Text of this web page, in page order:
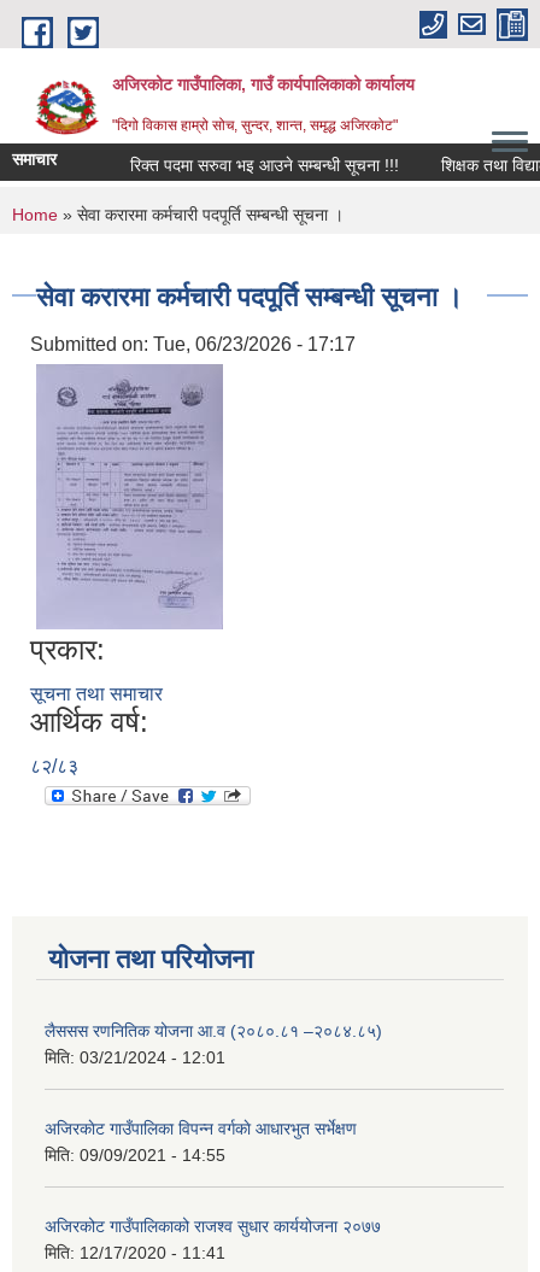
Skip to main content
अजिरकोट गाउँपालिका, गाउँ कार्यपालिकाको कार्यालय
"दिगो विकास हाम्रो सोच, सुन्दर, शान्त, समृद्ध अजिरकोट"
समाचार रिक्त पदमा सरुवा भइ आउने सम्बन्धी सूचना !!! शिक्षक तथा
You are here
Home » सेवा करारमा कर्मचारी पदपूर्ति सम्बन्धी सूचना ।
सेवा करारमा कर्मचारी पदपूर्ति सम्बन्धी सूचना ।
Submitted on: Tue, 06/23/2026 - 17:17
प्रकार:
सूचना तथा समाचार
आर्थिक वर्ष:
८२/८३
योजना तथा परियोजना
लैससस रणनितिक योजना आ.व (२०८०.८१ –२०८४.८५)
मिति: 03/21/2024 - 12:01
अजिरकाेट गाउँपालिका विपन्न वर्गकाे आधारभुत सर्भेक्षण
मिति: 09/09/2021 - 14:55
अजिरकोट गाउँपालिकाको राजश्व सुधार कार्ययोजना २०७७
मिति: 12/17/2020 - 11:41